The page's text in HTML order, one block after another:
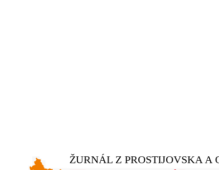
ŽURNÁL Z PROSTIJOVSKA